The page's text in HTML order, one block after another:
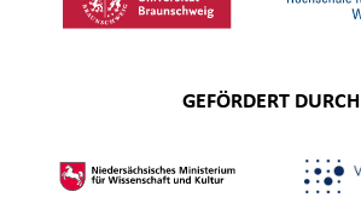
GEFÖRDERT DURCH